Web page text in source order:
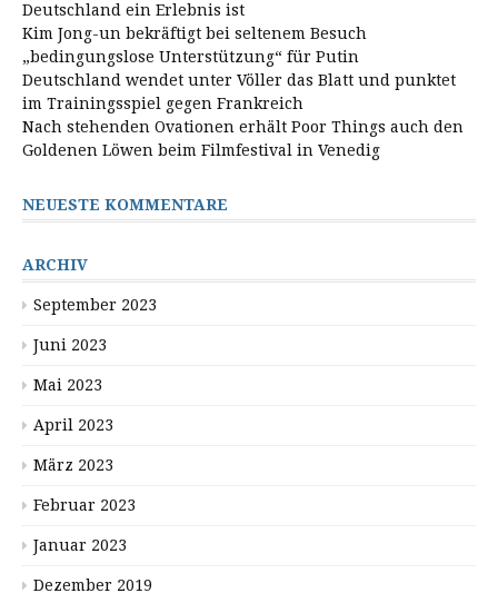
Deutschland ein Erlebnis ist
Kim Jong-un bekräftigt bei seltenem Besuch
„bedingungslose Unterstützung“ für Putin
Deutschland wendet unter Völler das Blatt und punktet
im Trainingsspiel gegen Frankreich
Nach stehenden Ovationen erhält Poor Things auch den
Goldenen Löwen beim Filmfestival in Venedig
NEUESTE KOMMENTARE
ARCHIV
September 2023
Juni 2023
Mai 2023
April 2023
März 2023
Februar 2023
Januar 2023
Dezember 2019